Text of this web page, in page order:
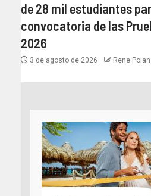
de 28 mil estudiantes
convocatoria de las
2026
3 de agosto de 2026 Rene